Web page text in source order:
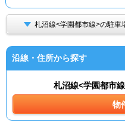
札沼線<学園都市線>の駐車
沿線・住所から探す
札沼線<学園都市
物